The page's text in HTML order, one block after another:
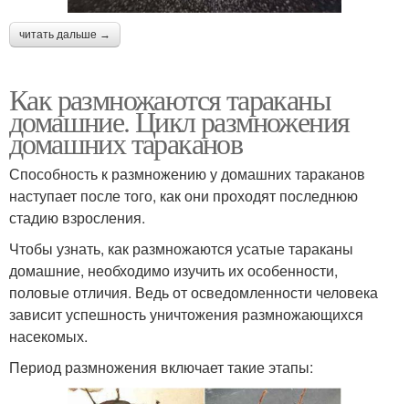
читать дальше →
Как размножаются тараканы
домашние. Цикл размножения
домашних тараканов
Способность к размножению у домашних тараканов
наступает после того, как они проходят последнюю
стадию взросления.
Чтобы узнать, как размножаются усатые тараканы
домашние, необходимо изучить их особенности,
половые отличия. Ведь от осведомленности человека
зависит успешность уничтожения размножающихся
насекомых.
Период размножения включает такие этапы: